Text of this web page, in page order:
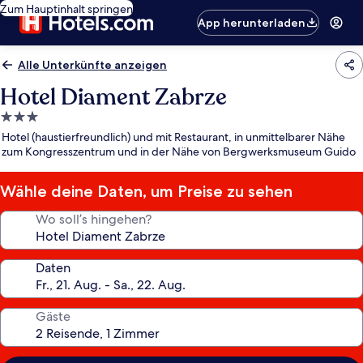
Zum Hauptinhalt springen
App herunterladen
Alle Unterkünfte anzeigen
Hotel Diament Zabrze
3.0-
Sterne-
Unterkunft
Hotel (haustierfreundlich) und mit Restaurant, in unmittelbarer Nähe
zum Kongresszentrum und in der Nähe von Bergwerksmuseum Guido
Wähle deine Daten, um Preise zu sehen
Wo soll’s hingehen?
Daten
Gäste